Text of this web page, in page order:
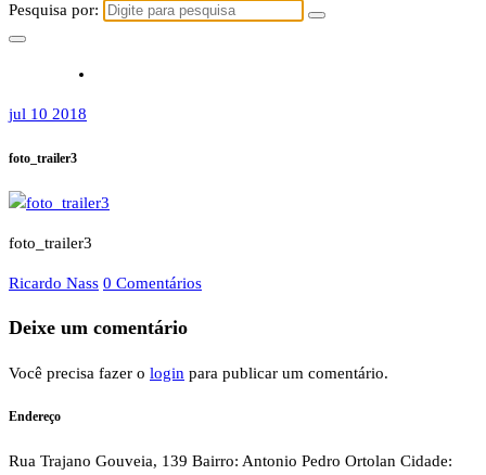
Pesquisa por:
jul 10 2018
foto_trailer3
foto_trailer3
Ricardo Nass 0 Comentários
Deixe um comentário
Você precisa fazer o login para publicar um comentário.
Endereço
Rua Trajano Gouveia, 139 Bairro: Antonio Pedro Ortolan Cidade: